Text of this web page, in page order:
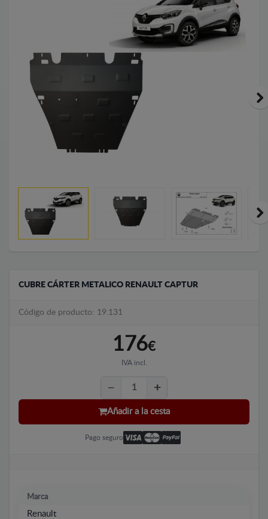
CUBRE CÁRTER METALICO RENAULT CAPTUR
Código de producto: 19.131
176€
IVA incl.
Añadir a la cesta
Pago seguro
Marca
Renault